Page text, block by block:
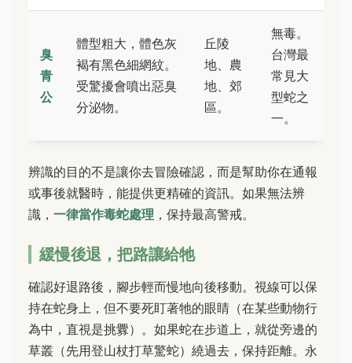
臭
青
公
體型粗大，體色灰
褐有黑色細網紋。
受驚擾會噴出惡臭
分泌物。
丘陵
地、農
地、郊
區。
無毒。
台灣最
常見大
型蛇之
一。
辨識的目的不是讓你去冒險確認，而是幫助你在通報
或事後就醫時，能提供更精確的資訊。如果無法辨
識， 一律當作毒蛇處理 ，保持最高警戒。
緩慢後退，把路讓給牠
確認好退路後，腳步輕而慢地向後移動。視線可以保
持在蛇身上，但不要死盯著牠的眼睛（在某些動物行
為中，直視是挑釁）。如果蛇在步道上，就從旁邊的
草叢（先用登山杖打草驚蛇）繞過去，保持距離。永